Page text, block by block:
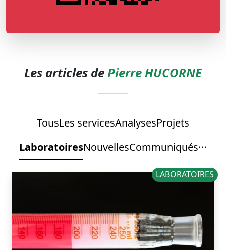
Les articles dePierre HUCORNE
TousLes servicesAnalysesProjets
LaboratoiresNouvellesCommuniqués
LABORATOIRES